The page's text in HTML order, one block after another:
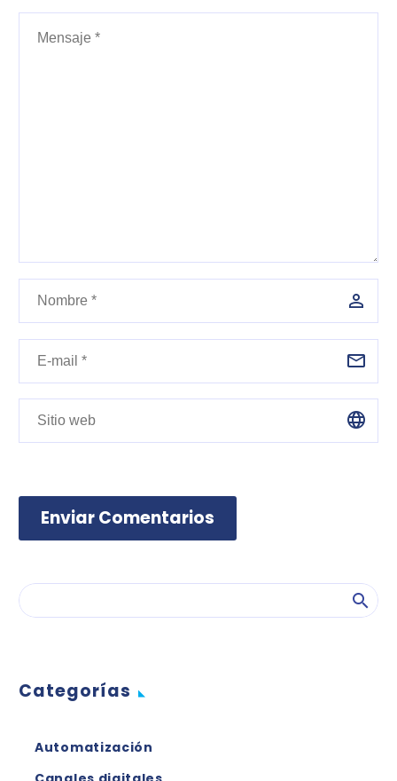
Enviar Comentarios
Categorías
Automatización